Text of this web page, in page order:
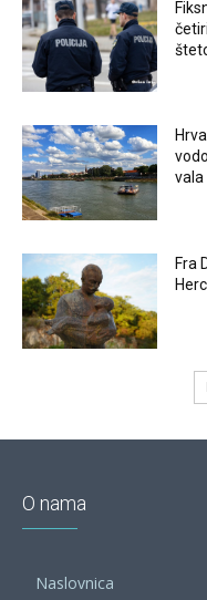
vala
Fra
O nama
Naslovnica